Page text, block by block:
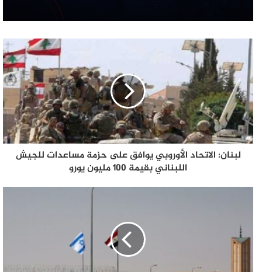
لبنان: الاتحاد الأوروبي يوافق على حزمة مساعدات للجيش
اللبناني بقيمة 100 مليون يورو